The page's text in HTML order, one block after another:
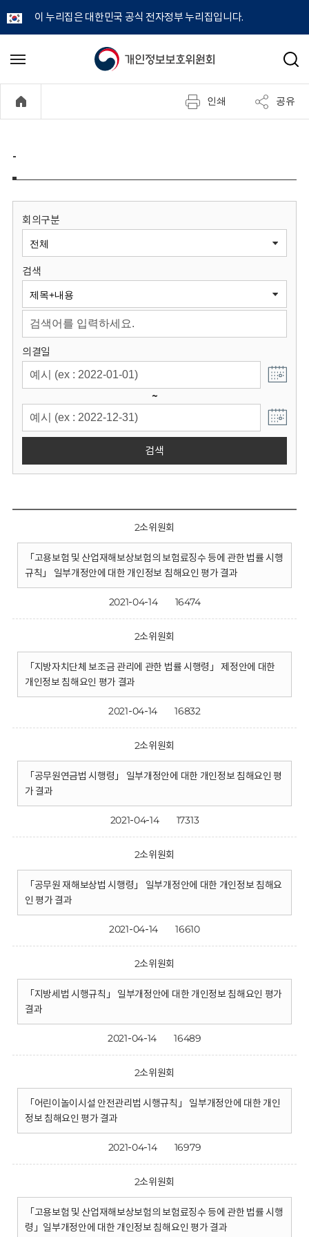
이 누리집은 대한민국 공식 전자정부 누리집입니다.
개
정
보
원
회
메
기
검
인쇄 공유
-
회의구분
검색
의결일
~
검색
2소위원회
「고용보험 및 산업재해보상보험의 보험료징수 등에 관한 법률 시행
규칙」 일부개정안에 대한 개인정보 침해요인 평가 결과
2021-04-14 16474
2소위원회
「지방자치단체 보조금 관리에 관한 법률 시행령」 제정안에 대한
개인정보 침해요인 평가 결과
2021-04-14 16832
2소위원회
「공무원연금법 시행령」 일부개정안에 대한 개인정보 침해요인 평
가 결과
2021-04-14 17313
2소위원회
「공무원 재해보상법 시행령」 일부개정안에 대한 개인정보 침해요
인 평가 결과
2021-04-14 16610
2소위원회
「지방세법 시행규칙」 일부개정안에 대한 개인정보 침해요인 평가
결과
2021-04-14 16489
2소위원회
「어린이놀이시설 안전관리법 시행규칙」 일부개정안에 대한 개인
정보 침해요인 평가 결과
2021-04-14 16979
2소위원회
「고용보험 및 산업재해보상보험의 보험료징수 등에 관한 법률 시행
령」일부개정안에 대한 개인정보 침해요인 평가 결과